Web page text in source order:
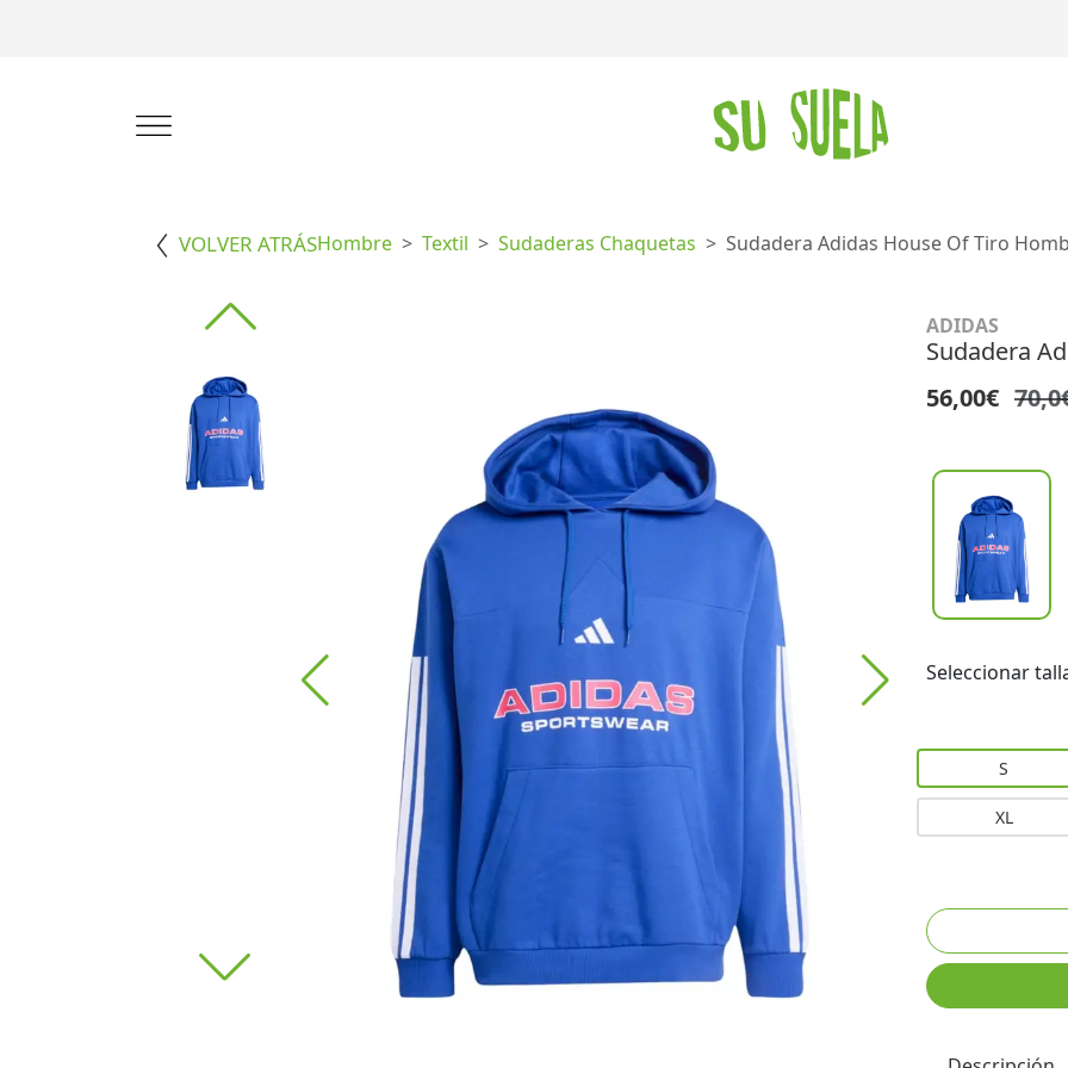
VOLVER ATRÁSHombre Textil Sudaderas Chaquetas Sudadera Adidas House Of Tiro
ADIDAS
Sudadera
56,00€
Seleccionar
S
XL